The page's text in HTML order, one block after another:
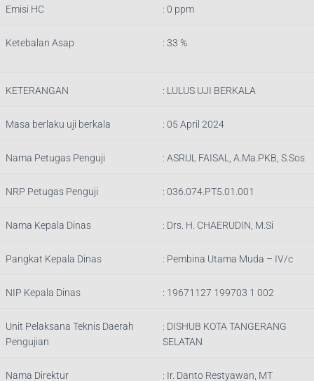
Emisi HC : 0 ppm
Ketebalan Asap : 33 %
KETERANGAN : LULUS UJI BERKALA
Masa berlaku uji berkala : 05 April 2024
Nama Petugas Penguji : ASRUL FAISAL, A.Ma.PKB, S.Sos
NRP Petugas Penguji : 036.074.PT5.01.001
Nama Kepala Dinas : Drs. H. CHAERUDIN, M.Si
Pangkat Kepala Dinas : Pembina Utama Muda – IV/c
NIP Kepala Dinas : 19671127 199703 1 002
Unit Pelaksana Teknis Daerah
Pengujian
: DISHUB KOTA TANGERANG
SELATAN
Nama Direktur : Ir. Danto Restyawan, MT